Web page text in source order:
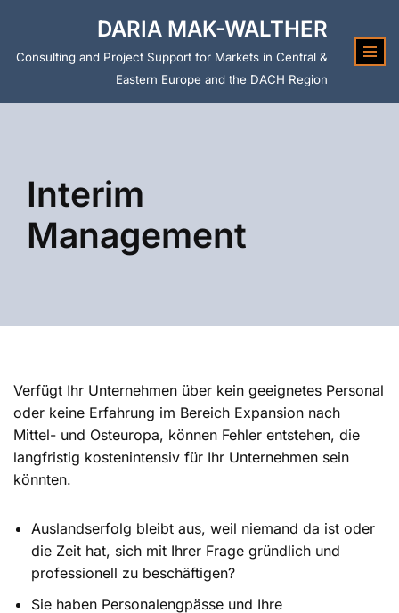
Skip
DARIA MAK-WALTHER
Consulting and Project Support for Markets in Central &
Eastern Europe and the DACH Region
Interim
Management
Verfügt Ihr Unternehmen über kein geeignetes Personal
oder keine Erfahrung im Bereich Expansion nach
Mittel- und Osteuropa, können Fehler entstehen, die
langfristig kostenintensiv für Ihr Unternehmen sein
könnten.
Auslandserfolg bleibt aus, weil niemand da ist oder
die Zeit hat, sich mit Ihrer Frage gründlich und
professionell zu beschäftigen?
Sie haben Personalengpässe und Ihre